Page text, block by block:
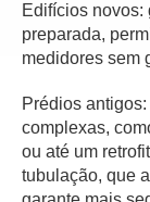
Edifícios novos:
preparada,
medidores sem
Prédios
complexas,
ou até um
tubulação, que